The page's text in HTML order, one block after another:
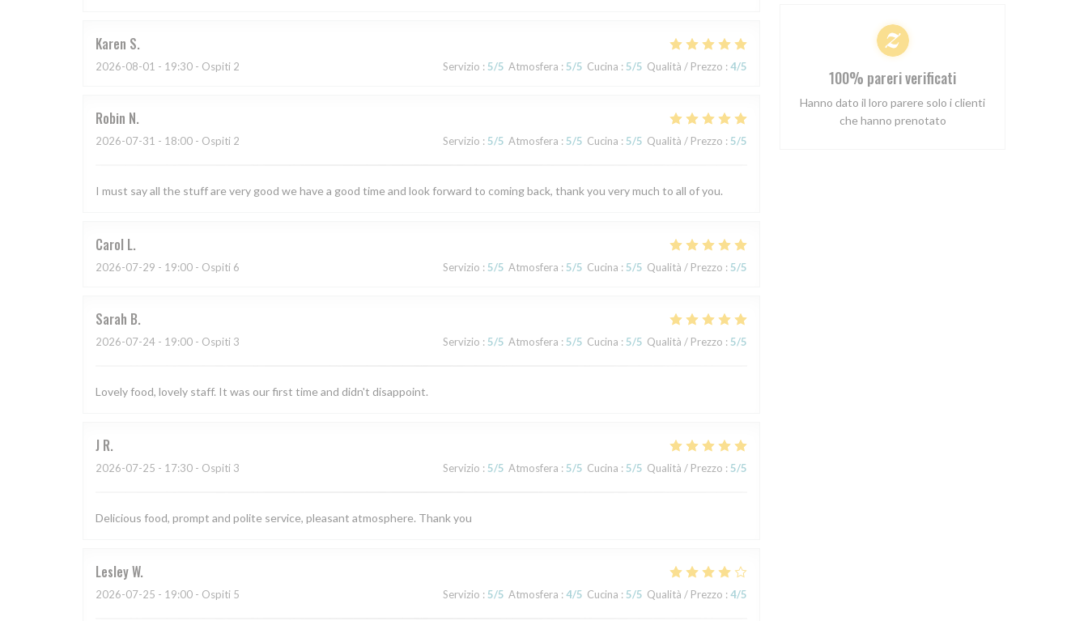
Karen S
2026-08-01 - 19:30 - Ospiti 2 Servizio : 5/5 Atmosfera : 5/5 Cucina : 5/5 Qualità / Prezzo : 4/5
Robin N
2026-07-31 - 18:00 - Ospiti 2 Servizio : 5/5 Atmosfera : 5/5 Cucina : 5/5 Qualità / Prezzo : 5/5
I must say all the stuff are very good we have a good time and look forward to coming back, thank you very much to all of you.
Carol L
2026-07-29 - 19:00 - Ospiti 6 Servizio : 5/5 Atmosfera : 5/5 Cucina : 5/5 Qualità / Prezzo : 5/5
Sarah B
2026-07-24 - 19:00 - Ospiti 3 Servizio : 5/5 Atmosfera : 5/5 Cucina : 5/5 Qualità / Prezzo : 5/5
Lovely food, lovely staff. It was our first time and didn't disappoint.
J R
2026-07-25 - 17:30 - Ospiti 3 Servizio : 5/5 Atmosfera : 5/5 Cucina : 5/5 Qualità / Prezzo : 5/5
Delicious food, prompt and polite service, pleasant atmosphere. Thank you
LesleyW
2026-07-25 - 19:00 - Ospiti 5 Servizio : 5/5 Atmosfera : 4/5 Cucina : 5/5 Qualità / Prezzo : 4/5
100% pareri verificati
Hanno dato il loro parere solo i clienti
che hanno prenotato